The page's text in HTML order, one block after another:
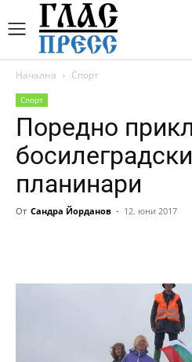
Начална Спорт
Спорт
Поредно
планинари
От Сандра Йорданов - 12. юни 2017